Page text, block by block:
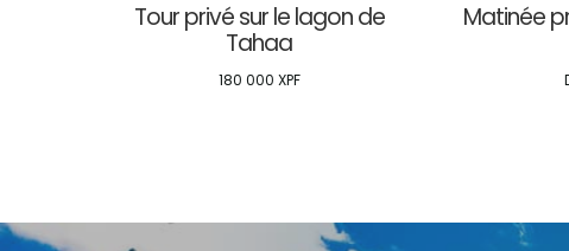
Tour privé sur le lagon de
Tahaa
180 000 XPF
Matinée